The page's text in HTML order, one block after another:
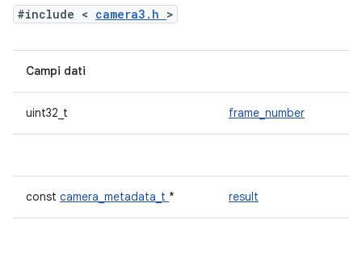
#include < camera3.h >
Campi dati
uint32_t frame_number
const camera_metadata_t * result